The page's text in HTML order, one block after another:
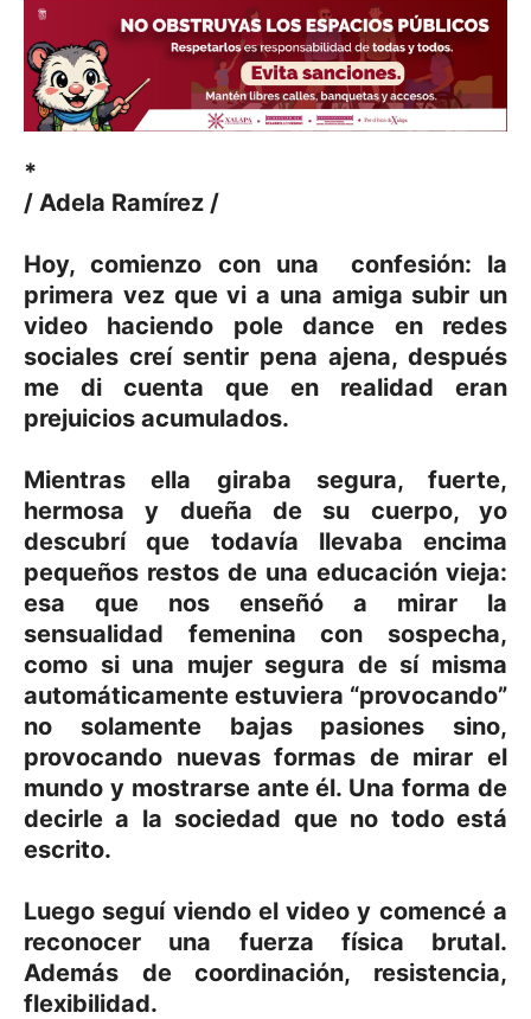
*
/ Adela Ramírez /
Hoy, comienzo con una confesión: la
primera vez que vi a una amiga subir un
video haciendo pole dance en redes
sociales creí sentir pena ajena, después
me di cuenta que en realidad eran
prejuicios acumulados.
Mientras ella giraba segura, fuerte,
hermosa y dueña de su cuerpo, yo
descubrí que todavía llevaba encima
pequeños restos de una educación vieja:
esa que nos enseñó a mirar la
sensualidad femenina con sospecha,
como si una mujer segura de sí misma
automáticamente estuviera “provocando”
no solamente bajas pasiones sino,
provocando nuevas formas de mirar el
mundo y mostrarse ante él. Una forma de
decirle a la sociedad que no todo está
escrito.
Luego seguí viendo el video y comencé a
reconocer una fuerza física brutal.
Además de coordinación, resistencia,
flexibilidad.